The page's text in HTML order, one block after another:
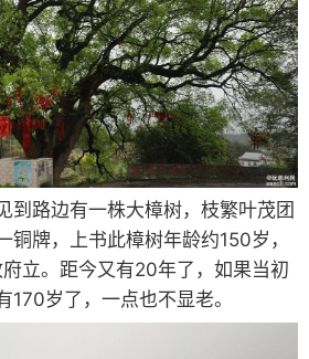
路边有一株大樟树，枝繁叶茂团
铜牌，上书此樟树年龄约150岁，
立。距今又有20年了，如果当初
170岁了，一点也不显老。